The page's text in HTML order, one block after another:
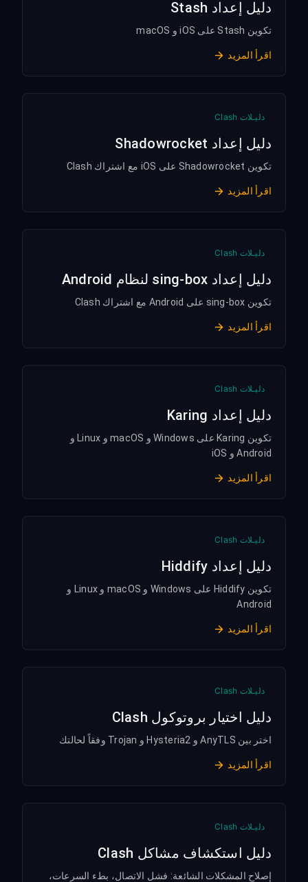
دليل إعداد Stash
تكوين Stash على iOS و macOS
اقرأ المزيد
دليـلات Clash
دليل إعداد Shadowrocket
تكوين Shadowrocket على iOS مع اشتراك Clash
اقرأ المزيد
دليـلات Clash
دليل إعداد sing-box لنظام Android
تكوين sing-box على Android مع اشتراك Clash
اقرأ المزيد
دليـلات Clash
دليل إعداد Karing
تكوين Karing على Windows و macOS و Linux و
Android و iOS
اقرأ المزيد
دليـلات Clash
دليل إعداد Hiddify
تكوين Hiddify على Windows و macOS و Linux و
Android
اقرأ المزيد
دليـلات Clash
دليل اختيار بروتوكول Clash
اختر بين AnyTLS و Hysteria2 و Trojan وفقاً لحالتك
اقرأ المزيد
دليـلات Clash
دليل استكشاف مشاكل Clash
إصلاح المشكلات الشائعة: فشل الاتصال، بطء السرعات،